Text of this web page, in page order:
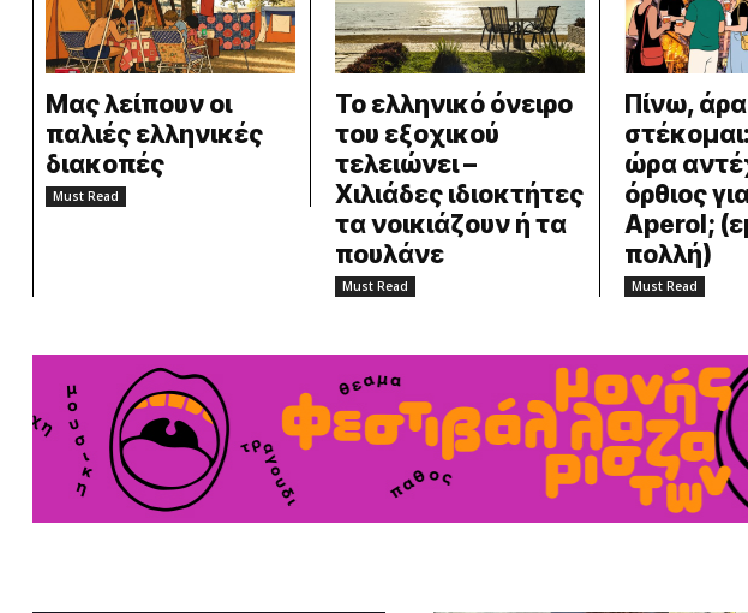
Μας λείπουν οι
παλιές ελληνικές
διακοπές
Must Read
Το ελληνικό όνειρο
του εξοχικού
τελειώνει –
Χιλιάδες ιδιοκτήτες
τα νοικιάζουν ή τα
πουλάνε
Must Read
Πίνω, άρα
ώρα
όρθιος
Aperol;
πολλή)
Must Read